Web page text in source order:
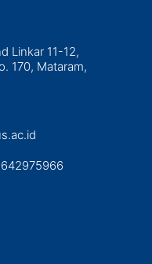
Linkar 11-12,
170, Mataram,